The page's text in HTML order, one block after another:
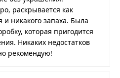
раскрывается как
никакого запаха. Была
которая пригодится
Никаких недостатков
рекомендую!